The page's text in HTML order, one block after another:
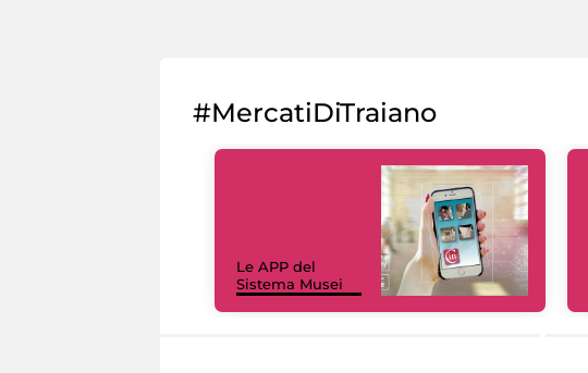
#MercatiDiTraiano
Le APP del
Sistema Musei